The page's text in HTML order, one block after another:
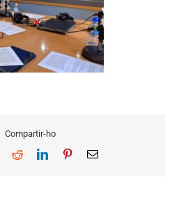
Compartir-ho
RedditLinkedInPinterestEmail